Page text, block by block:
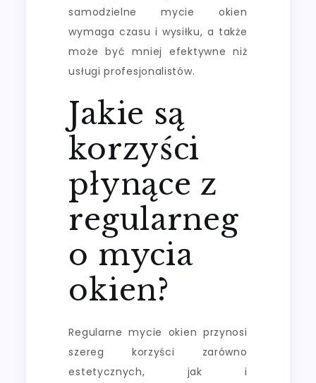
samodzielne mycie okien
wymaga czasu i wysiłku, a także
może być mniej efektywne niż
usługi profesjonalistów.
Jakie są
korzyści
płynące z
regularneg
o mycia
okien?
Regularne mycie okien przynosi
szereg korzyści zarówno
estetycznych, jak i